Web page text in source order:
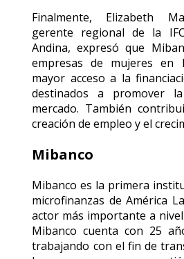
Finalmente, Elizabeth
gerente regional de la
Andina, expresó que
empresas de mujeres
mayor acceso a la
destinados a promover
mercado. También
creación de empleo y el
Mibanco
Mibanco es la primera
microfinanzas de América
actor más importante a
Mibanco cuenta con 25
trabajando con el fin de